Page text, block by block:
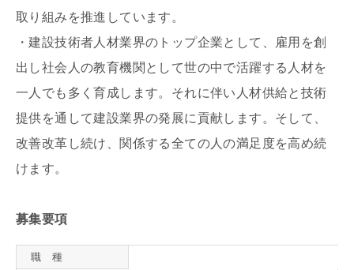
取り組みを推進しています。
・建設技術者人材業界のトップ企業として、雇用を創
出し社会人の教育機関として世の中で活躍する人材を
一人でも多く育成します。それに伴い人材供給と技術
提供を通して建設業界の発展に貢献します。そして、
改善改革し続け、関係する全ての人の満足度を高め続
けます。
募集要項
職 種